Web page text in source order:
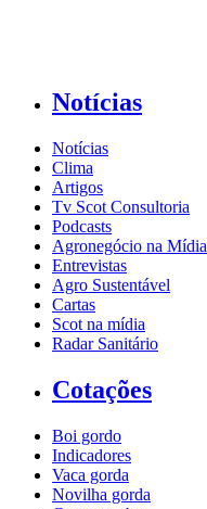
Notícias
Notícias
Clima
Artigos
Tv Scot Consultoria
Podcasts
Agronegócio na Mídia
Entrevistas
Agro Sustentável
Cartas
Scot na mídia
Radar Sanitário
Cotações
Boi gordo
Indicadores
Vaca gorda
Novilha gorda